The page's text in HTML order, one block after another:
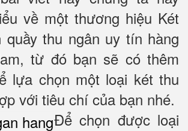
về một thương hiệu Két
quầy thu ngân uy tín hàng
từ đó bạn sẽ có thêm
lựa chọn một loại két thu
với tiêu chí của bạn nhé.
Để chọn được loại